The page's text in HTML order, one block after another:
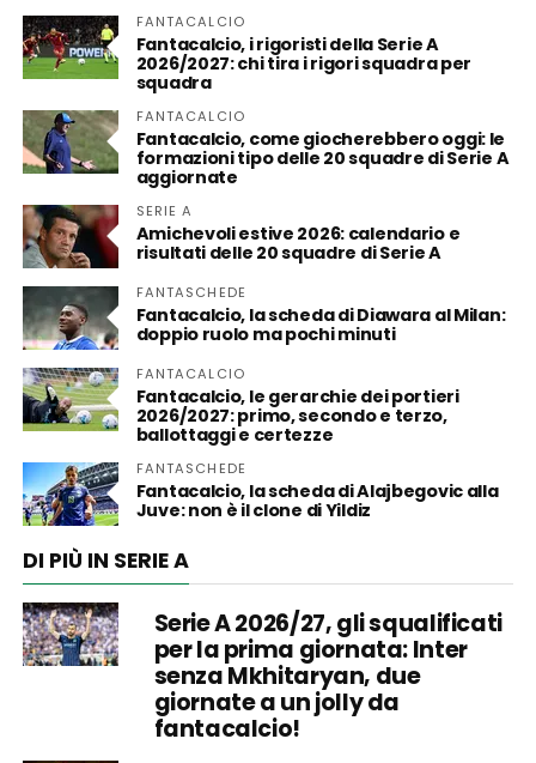
FANTACALCIO
Fantacalcio, i rigoristi della Serie A
2026/2027: chi tira i rigori squadra per
squadra
FANTACALCIO
Fantacalcio, come giocherebbero oggi: le
formazioni tipo delle 20 squadre di Serie A
aggiornate
SERIE A
Amichevoli estive 2026: calendario e
risultati delle 20 squadre di Serie A
FANTASCHEDE
Fantacalcio, la scheda di Diawara al Milan:
doppio ruolo ma pochi minuti
FANTACALCIO
Fantacalcio, le gerarchie dei portieri
2026/2027: primo, secondo e terzo,
ballottaggi e certezze
FANTASCHEDE
Fantacalcio, la scheda di Alajbegovic alla
Juve: non è il clone di Yildiz
DI PIÙ IN SERIE A
Serie A 2026/27, gli squalificati
per la prima giornata: Inter
senza Mkhitaryan, due
giornate a un jolly da
fantacalcio!